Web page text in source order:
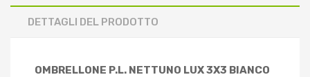
DETTAGLI DEL PRODOTTO
OMBRELLONE P.L. NETTUNO LUX 3X3 BIANCO